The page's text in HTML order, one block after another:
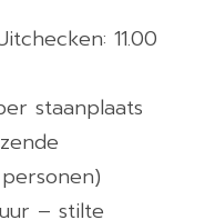
11.00
staanplaats
– stilte